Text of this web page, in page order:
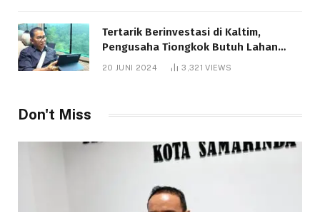
Tertarik Berinvestasi di Kaltim,
Pengusaha Tiongkok Butuh Lahan
1.000 Hektare
20 JUNI 2024 3,321VIEWS
Don't Miss